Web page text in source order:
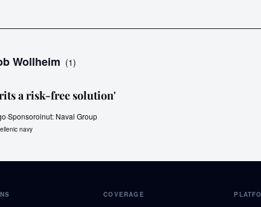
Wollheim (1)
a risk-free solution'
·Sponsoroinut: Naval Group
navy
COVERAGE